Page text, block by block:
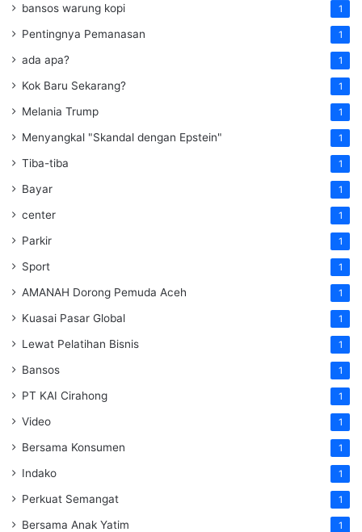
bansos warung kopi 1
Pentingnya Pemanasan 1
ada apa? 1
Kok Baru Sekarang? 1
Melania Trump 1
Menyangkal "Skandal dengan Epstein" 1
Tiba-tiba 1
Bayar 1
center 1
Parkir 1
Sport 1
AMANAH Dorong Pemuda Aceh 1
Kuasai Pasar Global 1
Lewat Pelatihan Bisnis 1
Bansos 1
PT KAI Cirahong 1
Video 1
Bersama Konsumen 1
Indako 1
Perkuat Semangat 1
Bersama Anak Yatim 1